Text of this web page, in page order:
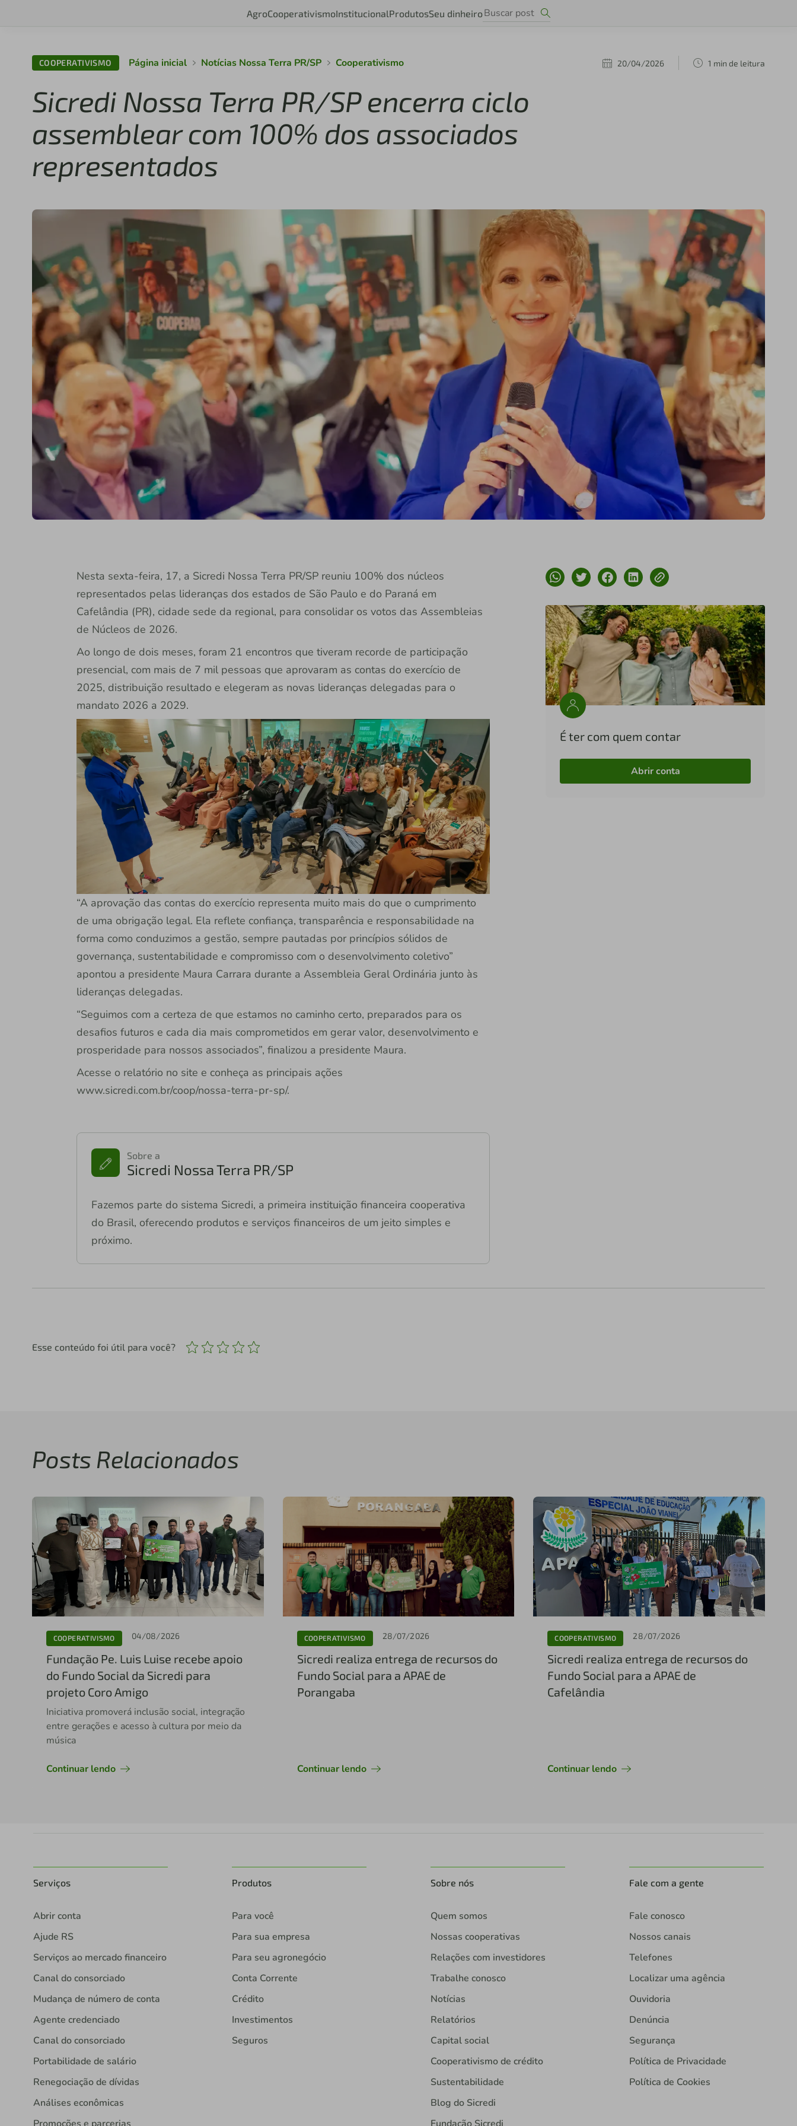
AgroCooperativismoInstitucionalProdutosSeu dinheiro
COOPERATIVISMO Página inicial Notícias Nossa Terra PR/SP Cooperativismo 20/04/2026 1 min de leitura
Sicredi Nossa Terra PR/SP encerra ciclo
assemblear com 100% dos associados
representados
Nesta sexta-feira, 17, a Sicredi Nossa Terra PR/SP reuniu 100% dos núcleos
representados pelas lideranças dos estados de São Paulo e do Paraná em
Cafelândia (PR), cidade sede da regional, para consolidar os votos das Assembleias
de Núcleos de 2026.
Ao longo de dois meses, foram 21 encontros que tiveram recorde de participação
presencial, com mais de 7 mil pessoas que aprovaram as contas do exercício de
2025, distribuição resultado e elegeram as novas lideranças delegadas para o
mandato 2026 a 2029.
“A aprovação das contas do exercício representa muito mais do que o cumprimento
de uma obrigação legal. Ela reflete confiança, transparência e responsabilidade na
forma como conduzimos a gestão, sempre pautadas por princípios sólidos de
governança, sustentabilidade e compromisso com o desenvolvimento coletivo”
apontou a presidente Maura Carrara durante a Assembleia Geral Ordinária junto às
lideranças delegadas.
“Seguimos com a certeza de que estamos no caminho certo, preparados para os
desafios futuros e cada dia mais comprometidos em gerar valor, desenvolvimento e
prosperidade para nossos associados”, finalizou a presidente Maura.
Acesse o relatório no site e conheça as principais ações
www.sicredi.com.br/coop/nossa-terra-pr-sp/.
Sobre a
Sicredi Nossa Terra PR/SP
Fazemos parte do sistema Sicredi, a primeira instituição financeira cooperativa
do Brasil, oferecendo produtos e serviços financeiros de um jeito simples e
próximo.
É ter com quem contar
Abrir conta
Esse conteúdo foi útil para você?
Posts Relacionados
COOPERATIVISMO 04/08/2026
Fundação Pe. Luis Luise recebe apoio
do Fundo Social da Sicredi para
projeto Coro Amigo
Iniciativa promoverá inclusão social, integração
entre gerações e acesso à cultura por meio da
música
Continuar lendo
COOPERATIVISMO 28/07/2026
Sicredi realiza entrega de recursos do
Fundo Social para a APAE de
Porangaba
Continuar lendo
COOPERATIVISMO 28/07/2026
Sicredi realiza entrega de recursos do
Fundo Social para a APAE de
Cafelândia
Continuar lendo
Serviços
Abrir conta
Ajude RS
Serviços ao mercado financeiro
Canal do consorciado
Mudança de número de conta
Agente credenciado
Canal do consorciado
Portabilidade de salário
Renegociação de dívidas
Análises econômicas
Produtos
Para você
Para sua empresa
Para seu agronegócio
Conta Corrente
Crédito
Investimentos
Seguros
Sobre nós
Quem somos
Nossas cooperativas
Relações com investidores
Trabalhe conosco
Notícias
Relatórios
Capital social
Cooperativismo de crédito
Sustentabilidade
Blog do Sicredi
Fale com a gente
Fale conosco
Nossos canais
Telefones
Localizar uma agência
Ouvidoria
Denúncia
Segurança
Política de Privacidade
Política de Cookies